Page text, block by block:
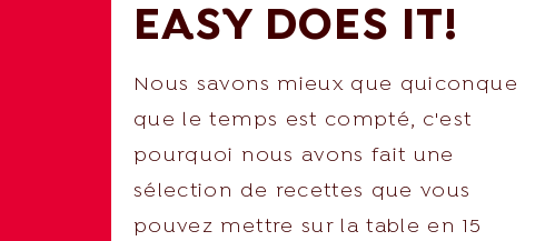
EASY DOES IT!
Nous savons mieux que quiconque
que le temps est compté, c'est
pourquoi nous avons fait une
sélection de recettes que vous
pouvez mettre sur la table en 15